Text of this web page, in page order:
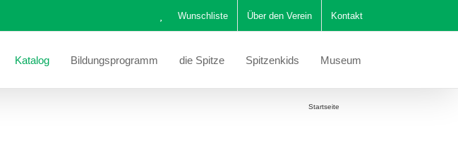
Wunschliste Über den Verein Kontakt
Katalog Bildungsprogramm die Spitze Spitzenkids Museum
Startseite